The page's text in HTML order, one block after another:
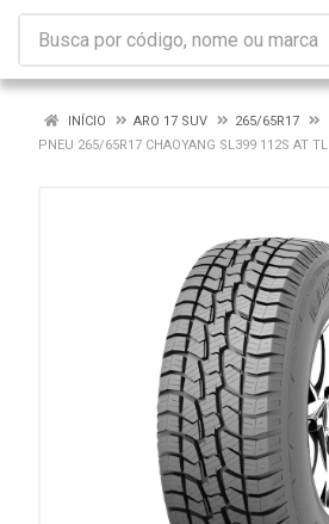
INÍCIO ARO 17 SUV
265/65R17
PNEU 265/65R17 CHAOYANG SL399 112S AT TL